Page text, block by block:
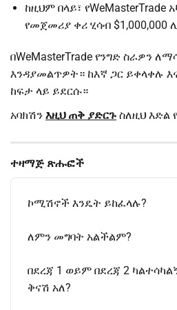
ከዚህም በላይ፣
የመጀመሪያ ቀሪ ሂሳብ $1,000,000
በWeMasterTrade የንግድ ስራዎን
እንዳያመልጥዎት። ከእኛ ጋር ይቀላቀሉ
ከፍታ ላይ ይደርሱ።
አባክሽን እዚህ ጠቅ ያድርጉ ስለዚህ እድል
ተዛማጅ ጽሑፎች
ኮሚሽኖች እንዴት ይከፈላሉ?
ለምን መግባት አልችልም?
በደረጃ 1 ወይም በደረጃ 2
ቅናሽ አለ?